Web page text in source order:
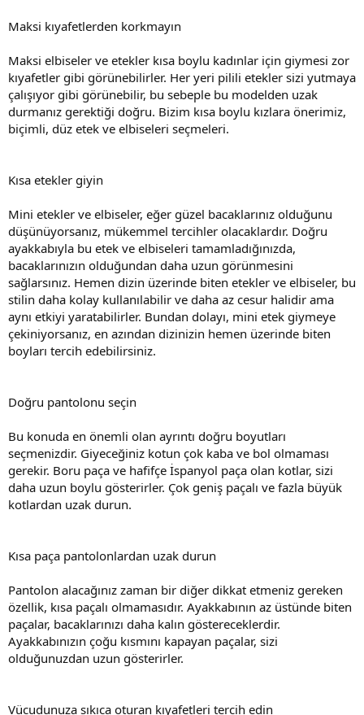
Maksi kıyafetlerden korkmayın
Maksi elbiseler ve etekler kısa boylu kadınlar için giymesi zor
kıyafetler gibi görünebilirler. Her yeri pilili etekler sizi yutmaya
çalışıyor gibi görünebilir, bu sebeple bu modelden uzak
durmanız gerektiği doğru. Bizim kısa boylu kızlara önerimiz,
biçimli, düz etek ve elbiseleri seçmeleri.
Kısa etekler giyin
Mini etekler ve elbiseler, eğer güzel bacaklarınız olduğunu
düşünüyorsanız, mükemmel tercihler olacaklardır. Doğru
ayakkabıyla bu etek ve elbiseleri tamamladığınızda,
bacaklarınızın olduğundan daha uzun görünmesini
sağlarsınız. Hemen dizin üzerinde biten etekler ve elbiseler, bu
stilin daha kolay kullanılabilir ve daha az cesur halidir ama
aynı etkiyi yaratabilirler. Bundan dolayı, mini etek giymeye
çekiniyorsanız, en azından dizinizin hemen üzerinde biten
boyları tercih edebilirsiniz.
Doğru pantolonu seçin
Bu konuda en önemli olan ayrıntı doğru boyutları
seçmenizdir. Giyeceğiniz kotun çok kaba ve bol olmaması
gerekir. Boru paça ve hafifçe İspanyol paça olan kotlar, sizi
daha uzun boylu gösterirler. Çok geniş paçalı ve fazla büyük
kotlardan uzak durun.
Kısa paça pantolonlardan uzak durun
Pantolon alacağınız zaman bir diğer dikkat etmeniz gereken
özellik, kısa paçalı olmamasıdır. Ayakkabının az üstünde biten
paçalar, bacaklarınızı daha kalın göstereceklerdir.
Ayakkabınızın çoğu kısmını kapayan paçalar, sizi
olduğunuzdan uzun gösterirler.
Vücudunuza sıkıca oturan kıyafetleri tercih edin